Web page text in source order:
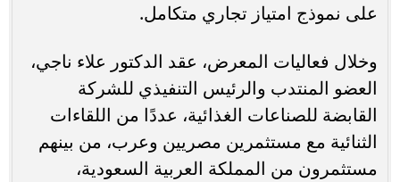
على نموذج امتياز تجاري متكامل.
وخلال فعاليات المعرض، عقد الدكتور علاء ناجي،
العضو المنتدب والرئيس التنفيذي للشركة
القابضة للصناعات الغذائية، عددًا من اللقاءات
الثنائية مع مستثمرين مصريين وعرب، من بينهم
مستثمرون من المملكة العربية السعودية،